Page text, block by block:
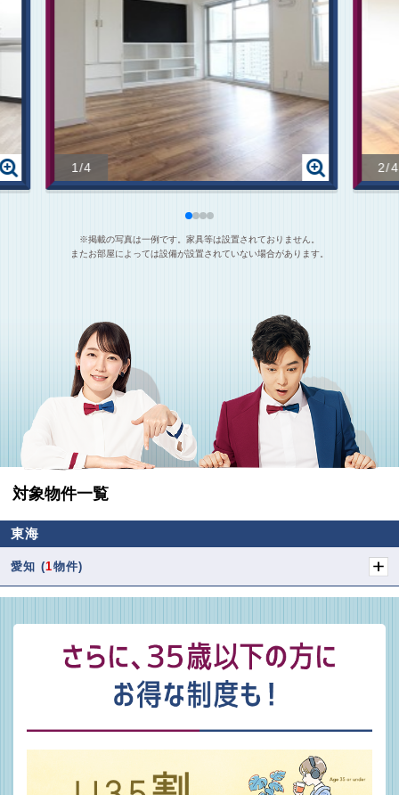
1/4 2/4
※掲載の写真は一例です。家具等は設置されておりません。
またお部屋によっては設備が設置されていない場合があります。
対象物件一覧
東海
愛知 (1物件)